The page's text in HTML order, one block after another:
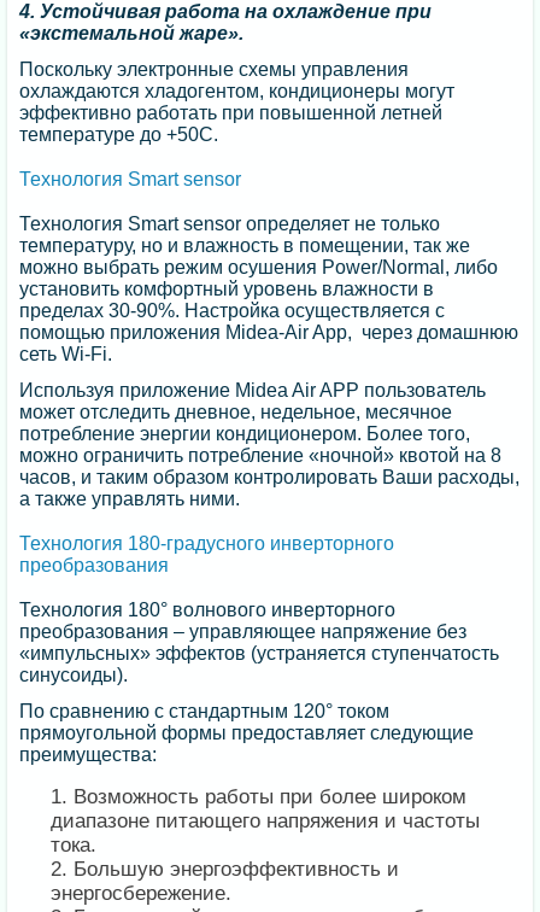
4. Устойчивая работа на охлаждение при
«экстемальной жаре».
Поскольку электронные схемы управления
охлаждаются хладогентом, кондиционеры могут
эффективно работать при повышенной летней
температуре до +50С.
Технология Smart sensor
Технология Smart sensor определяет не только
температуру, но и влажность в помещении, так же
можно выбрать режим осушения Power/Normal, либо
установить комфортный уровень влажности в
пределах 30-90%. Настройка осуществляется с
помощью приложения Midea-Air App, через домашнюю
сеть Wi-Fi.
Используя приложение Midea Air APP пользователь
может отследить дневное, недельное, месячное
потребление энергии кондиционером. Более того,
можно ограничить потребление «ночной» квотой на 8
часов, и таким образом контролировать Ваши расходы,
а также управлять ними.
Технология 180-градусного инверторного
преобразования
Технология 180° волнового инверторного
преобразования – управляющее напряжение без
«импульсных» эффектов (устраняется ступенчатость
синусоиды).
По сравнению с стандартным 120° током
прямоугольной формы предоставляет следующие
преимущества:
Возможность работы при более широком
диапазоне питающего напряжения и частоты
тока.
Большую энергоэффективность и
энергосбережение.